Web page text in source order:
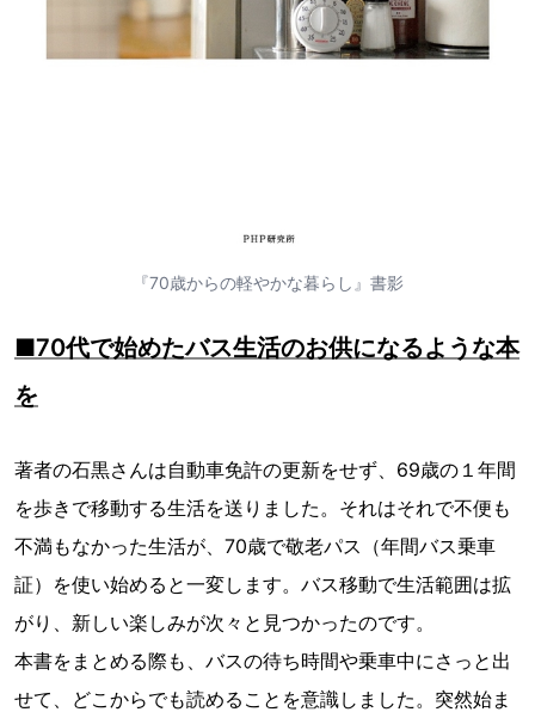
『70歳からの軽やかな暮らし』書影
■70代で始めたバス生活のお供になるような本
を
著者の石黒さんは自動車免許の更新をせず、69歳の１年間
を歩きで移動する生活を送りました。それはそれで不便も
不満もなかった生活が、70歳で敬老パス（年間バス乗車
証）を使い始めると一変します。バス移動で生活範囲は拡
がり、新しい楽しみが次々と見つかったのです。
本書をまとめる際も、バスの待ち時間や乗車中にさっと出
せて、どこからでも読めることを意識しました。突然始ま